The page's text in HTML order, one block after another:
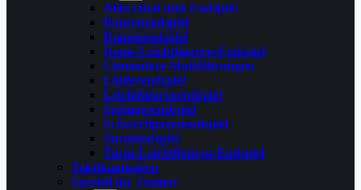
Alles rund ums Endspiel
Bauernendspiel
Damenendspiel
Dame-Leichtfiguren-Endspiel
Elementare Mattführungen
Läuferendspiel
Leichtfigurenendspiel
Springerendspiel
Schwerfigurenendspiel
Turmendspiel
Turm-Leichtfiguren-Endspiel
Taktikaufgaben
Speziell für Trainer